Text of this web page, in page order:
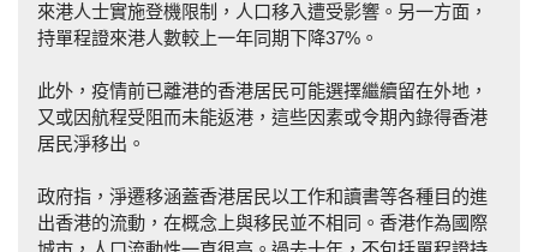
來港人士實施登機限制，人口移入遭受影響。另一方面，
持單程證來港人數較上一年同期下降37%。
此外，疫情前已離港的香港居民可能選擇繼續留在外地，
又或因航程受阻而未能返港，這些因素或令期內錄得香港
居民淨移出。
政府指，淨遷移涵蓋香港居民以工作和讀書等各種目的進
出香港的流動，在概念上與移民並不相同。香港作為國際